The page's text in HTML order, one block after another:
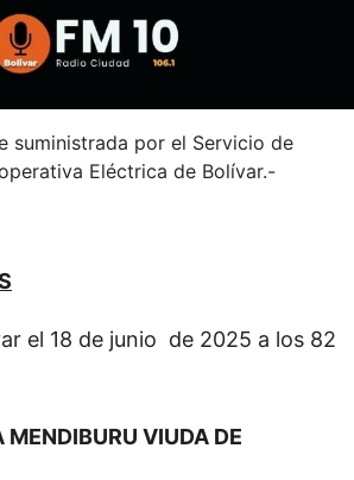
suministrada por el Servicio de
Eléctrica de Bolívar.-
el 18 de junio de 2025 a los 82
VIUDA DE